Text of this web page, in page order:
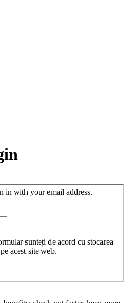
in with your email address.
sunteți de acord cu stocarea
acest site web.